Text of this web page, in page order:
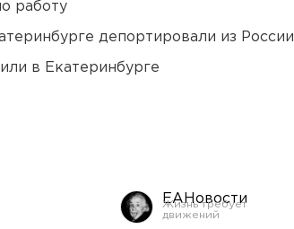
работу
депортировали из России
в Екатеринбурге
ЕАНовости